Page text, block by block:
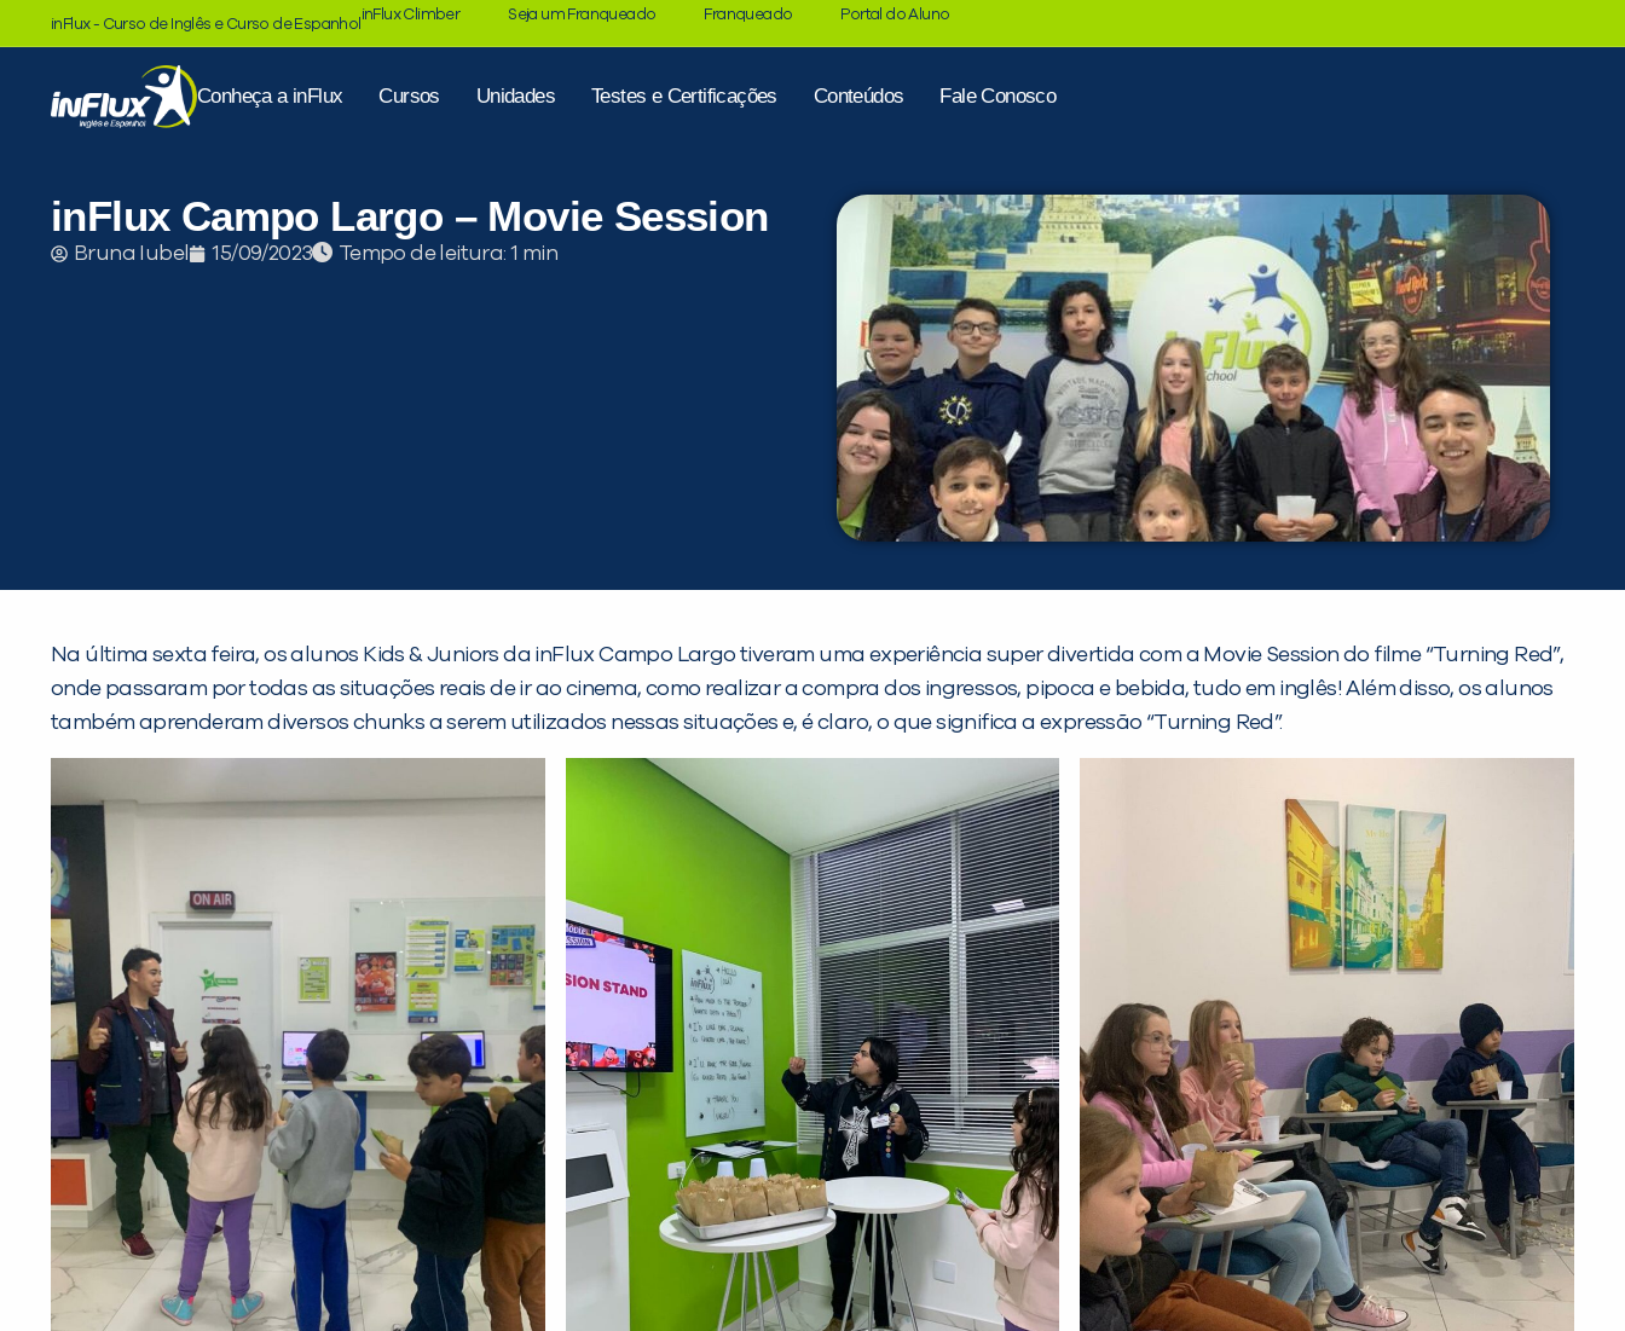
inFlux - Curso de Inglês e Curso de Espanhol
inFlux Climber Seja um Franqueado Franqueado Portal do Aluno
Conheça a inFlux Cursos Unidades Testes e Certificações Conteúdos Fale Conosco
inFlux Campo Largo – Movie Session
Bruna Iubel 15/09/2023 Tempo de leitura:
Na última sexta feira, os alunos Kids & Juniors da inFlux Campo Largo tiveram uma experiência super divertida com a Movie Session do filme “Turning Red”,
onde passaram por todas as situações reais de ir ao cinema, como realizar a compra dos ingressos, pipoca e bebida, tudo em inglês! Além disso, os alunos
também aprenderam diversos chunks a serem utilizados nessas situações e, é claro, o que significa a expressão “Turning Red”.